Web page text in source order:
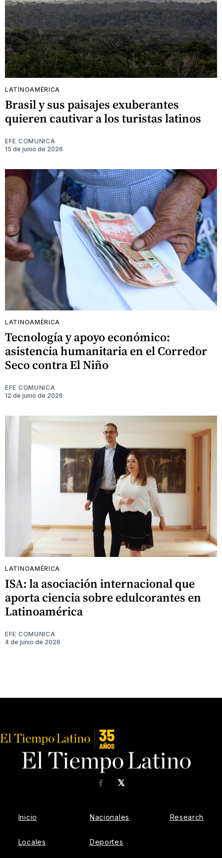
LATINOAMÉRICA
Brasil y sus paisajes exuberantes
quieren cautivar a los turistas latinos
EFE COMUNICA
15 de junio de 2026
LATINOAMÉRICA
Tecnología y apoyo económico:
asistencia humanitaria en el Corredor
Seco contra El Niño
EFE COMUNICA
12 de junio de 2026
LATINOAMÉRICA
ISA: la asociación internacional que
aporta ciencia sobre edulcorantes en
Latinoamérica
EFE COMUNICA
4 de junio de 2026
𝕏
Facebook
Inicio
Locales
Nacionales
Deportes
Research